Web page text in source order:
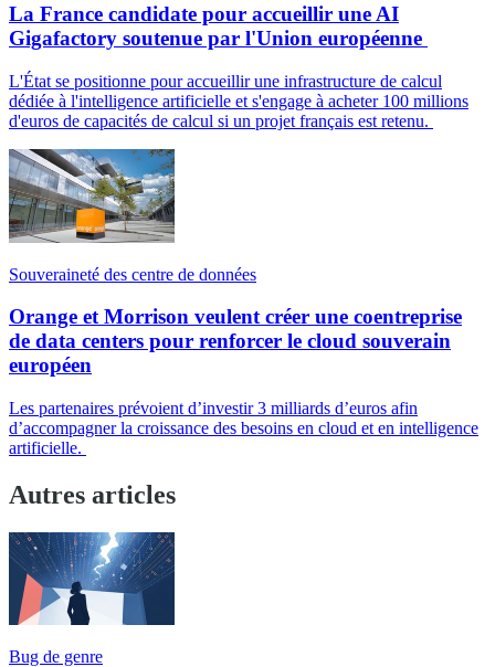
La France candidate pour accueillir une AI
Gigafactory soutenue par l'Union européenne
L'État se positionne pour accueillir une infrastructure de calcul
dédiée à l'intelligence artificielle et s'engage à acheter 100 millions
d'euros de capacités de calcul si un projet français est retenu.
Souveraineté des centre de données
Orange et Morrison veulent créer une coentreprise
de data centers pour renforcer le cloud souverain
européen
Les partenaires prévoient d’investir 3 milliards d’euros afin
d’accompagner la croissance des besoins en cloud et en intelligence
artificielle.
Autres articles
Bug de genre